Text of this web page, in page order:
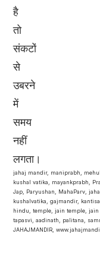
है
तो
संकटों
से
उबरने
में
समय
नहीं
लगता।
jahaj mandir, maniprabh,
kushal vatika, mayankprabh,
Jap, Paryushan, MahaParv,
kushalvatika, gajmandir,
hindu, temple, jain temple,
tapasvi, aadinath, palitana,
JAHAJMANDIR,